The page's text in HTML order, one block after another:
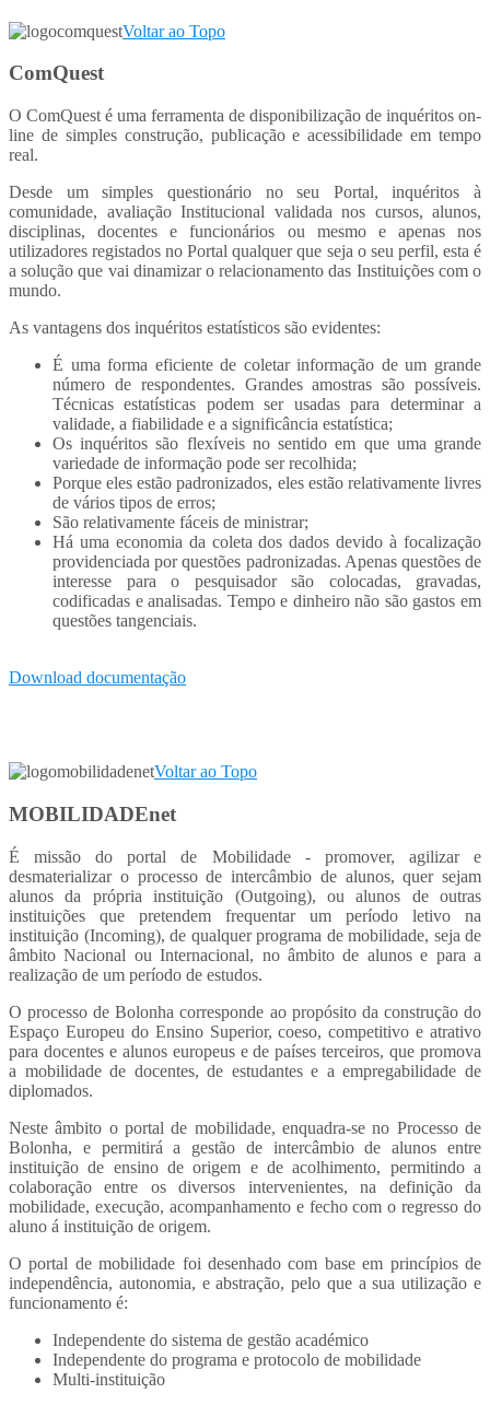
Voltar ao Topo
ComQuest
O ComQuest é uma ferramenta de disponibilização de inquéritos on-
line de simples construção, publicação e acessibilidade em tempo
real.
Desde um simples questionário no seu Portal, inquéritos à
comunidade, avaliação Institucional validada nos cursos, alunos,
disciplinas, docentes e funcionários ou mesmo e apenas nos
utilizadores registados no Portal qualquer que seja o seu perfil, esta é
a solução que vai dinamizar o relacionamento das Instituições com o
mundo.
As vantagens dos inquéritos estatísticos são evidentes:
É uma forma eficiente de coletar informação de um grande
número de respondentes. Grandes amostras são possíveis.
Técnicas estatísticas podem ser usadas para determinar a
validade, a fiabilidade e a significância estatística;
Os inquéritos são flexíveis no sentido em que uma grande
variedade de informação pode ser recolhida;
Porque eles estão padronizados, eles estão relativamente livres
de vários tipos de erros;
São relativamente fáceis de ministrar;
Há uma economia da coleta dos dados devido à focalização
providenciada por questões padronizadas. Apenas questões de
interesse para o pesquisador são colocadas, gravadas,
codificadas e analisadas. Tempo e dinheiro não são gastos em
questões tangenciais.
Download documentação
Voltar ao Topo
MOBILIDADEnet
É missão do portal de Mobilidade - promover, agilizar e
desmaterializar o processo de intercâmbio de alunos, quer sejam
alunos da própria instituição (Outgoing), ou alunos de outras
instituições que pretendem frequentar um período letivo na
instituição (Incoming), de qualquer programa de mobilidade, seja de
âmbito Nacional ou Internacional, no âmbito de alunos e para a
realização de um período de estudos.
O processo de Bolonha corresponde ao propósito da construção do
Espaço Europeu do Ensino Superior, coeso, competitivo e atrativo
para docentes e alunos europeus e de países terceiros, que promova
a mobilidade de docentes, de estudantes e a empregabilidade de
diplomados.
Neste âmbito o portal de mobilidade, enquadra-se no Processo de
Bolonha, e permitirá a gestão de intercâmbio de alunos entre
instituição de ensino de origem e de acolhimento, permitindo a
colaboração entre os diversos intervenientes, na definição da
mobilidade, execução, acompanhamento e fecho com o regresso do
aluno á instituição de origem.
O portal de mobilidade foi desenhado com base em princípios de
independência, autonomia, e abstração, pelo que a sua utilização e
funcionamento é:
Independente do sistema de gestão académico
Independente do programa e protocolo de mobilidade
Multi-instituição